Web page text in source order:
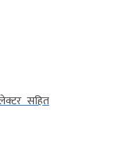
सहित